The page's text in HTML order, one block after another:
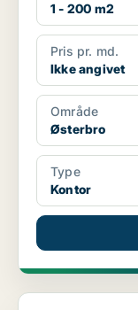
1 - 200 m2
Pris pr. md.
Ikke angivet
Område
Østerbro
Type
Kontor
Kontor i Hellerup